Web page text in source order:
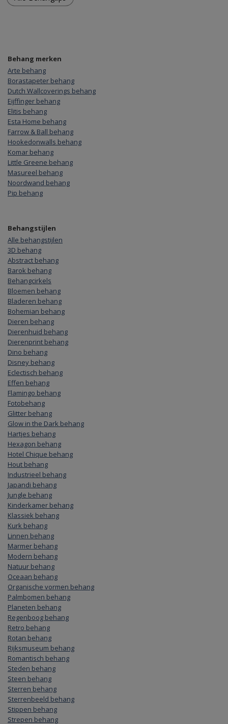
Behang merken
Arte behang
Borastapeter behang
Dutch Wallcoverings behang
Eijffinger behang
Elitis behang
Esta Home behang
Farrow & Ball behang
Hookedonwalls behang
Komar behang
Little Greene behang
Masureel behang
Noordwand behang
Pip behang
Behangstijlen
Alle behangstijlen
3D behang
Abstract behang
Barok behang
Behangcirkels
Bloemen behang
Bladeren behang
Bohemian behang
Dieren behang
Dierenhuid behang
Dierenprint behang
Dino behang
Disney behang
Eclectisch behang
Effen behang
Flamingo behang
Fotobehang
Glitter behang
Glow in the Dark behang
Hartjes behang
Hexagon behang
Hotel Chique behang
Hout behang
Industrieel behang
Japandi behang
Jungle behang
Kinderkamer behang
Klassiek behang
Kurk behang
Linnen behang
Marmer behang
Modern behang
Natuur behang
Oceaan behang
Organische vormen behang
Palmbomen behang
Planeten behang
Regenboog behang
Retro behang
Rotan behang
Rijksmuseum behang
Romantisch behang
Steden behang
Steen behang
Sterren behang
Sterrenbeeld behang
Stippen behang
Strepen behang